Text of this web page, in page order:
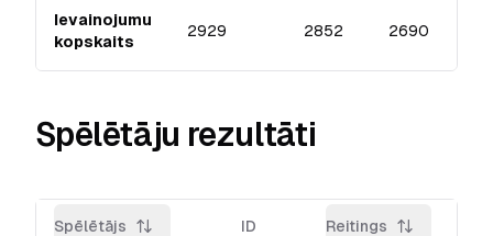
Ievainojumu
kopskaits
2929 2852 2690
Spēlētāju rezultāti
Spēlētājs ID Reitings